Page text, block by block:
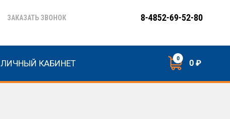
ЗАКАЗАТЬ ЗВОНОК 8-4852-69-52-80
ЛИЧНЫЙ КАБИНЕТ 0 0 ₽